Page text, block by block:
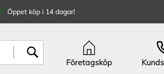
Öppet köp i 14 dagar!
Företagsköp